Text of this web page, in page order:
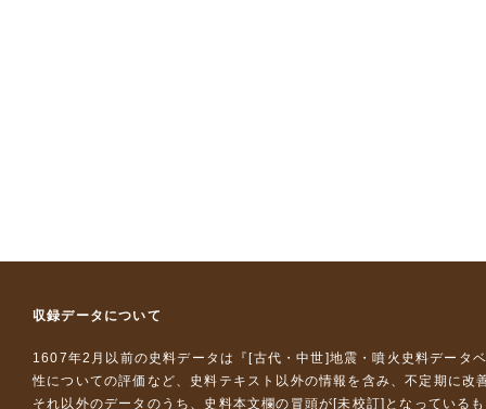
収録データについて
1607年2月以前の史料データは『 [古代・中世]地震・噴火史料データ
性についての評価など、史料テキスト以外の情報を含み、不定期に改
それ以外のデータのうち、史料本文欄の冒頭が[未校訂]となっている